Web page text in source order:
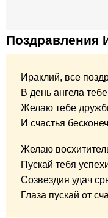
Поздравления
Ираклий, все
В день ангела
Желаю тебе
И счастья
Желаю
Пускай тебя
Созвездия удач
Глаза пускай от